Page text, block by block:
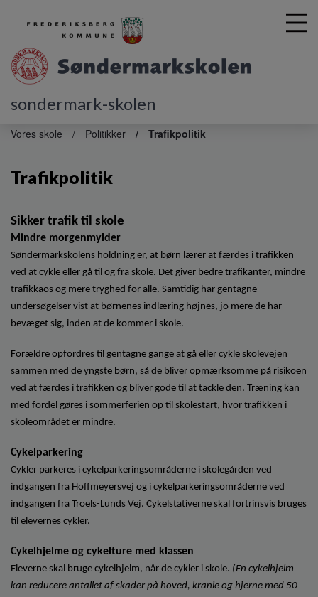
sondermark-skolen
Vores skole Politikker Trafikpolitik
Trafikpolitik
Sikker trafik til skole
Mindre morgenmylder
Søndermarkskolens holdning er, at børn lærer at færdes i trafikken
ved at cykle eller gå til og fra skole. Det giver bedre trafikanter, mindre
trafikkaos og mere tryghed for alle. Samtidig har gentagne
undersøgelser vist at børnenes indlæring højnes, jo mere de har
bevæget sig, inden at de kommer i skole.
Forældre opfordres til gentagne gange at gå eller cykle skolevejen
sammen med de yngste børn, så de bliver opmærksomme på risikoen
ved at færdes i trafikken og bliver gode til at tackle den. Træning kan
med fordel gøres i sommerferien op til skolestart, hvor trafikken i
skoleområdet er mindre.
Cykelparkering
Cykler parkeres i cykelparkeringsområderne i skolegården ved
indgangen fra Hoffmeyersvej og i cykelparkeringsområderne ved
indgangen fra Troels-Lunds Vej. Cykelstativerne skal fortrinsvis bruges
til elevernes cykler.
Cykelhjelme og cykelture med klassen
Eleverne skal bruge cykelhjelm, når de cykler i skole. (En cykelhjelm
kan reducere antallet af skader på hoved, kranie og hjerne med 50